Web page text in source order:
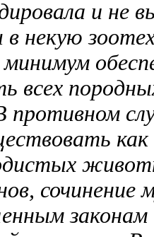
и не
в некую
всех
противном
как
сочинение